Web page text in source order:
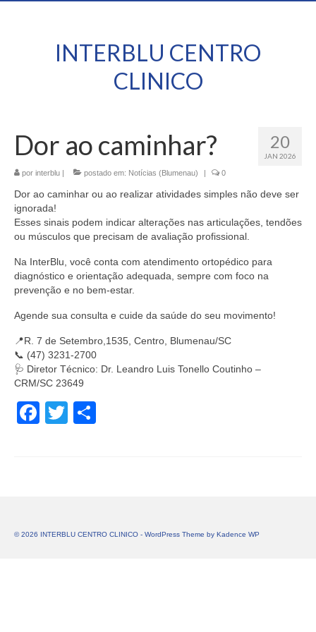
INTERBLU CENTRO
CLINICO
20
JAN 2026
Dor ao caminhar?
por interblu | postado em: Notícias (Blumenau) | 0
Dor ao caminhar ou ao realizar atividades simples não deve ser
ignorada!
Esses sinais podem indicar alterações nas articulações, tendões
ou músculos que precisam de avaliação profissional.
Na InterBlu, você conta com atendimento ortopédico para
diagnóstico e orientação adequada, sempre com foco na
prevenção e no bem-estar.
Agende sua consulta e cuide da saúde do seu movimento!
📍R. 7 de Setembro,1535, Centro, Blumenau/SC
📞 (47) 3231-2700
🩺 Diretor Técnico: Dr. Leandro Luis Tonello Coutinho –
CRM/SC 23649
Facebook
Twitter
© 2026 INTERBLU CENTRO CLINICO - WordPress Theme by Kadence WP